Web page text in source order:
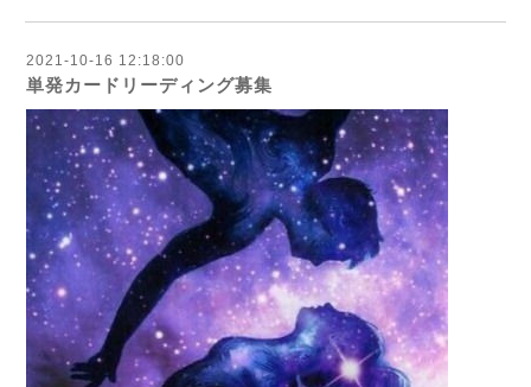
2021-10-16 12:18:00
単発カードリーディング募集